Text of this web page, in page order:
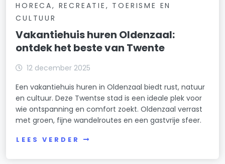
HORECA, RECREATIE, TOERISME EN
CULTUUR
Vakantiehuis huren Oldenzaal:
ontdek het beste van Twente
12 december 2025
Een vakantiehuis huren in Oldenzaal biedt rust, natuur
en cultuur. Deze Twentse stad is een ideale plek voor
wie ontspanning en comfort zoekt. Oldenzaal verrast
met groen, fijne wandelroutes en een gastvrije sfeer.
LEES VERDER